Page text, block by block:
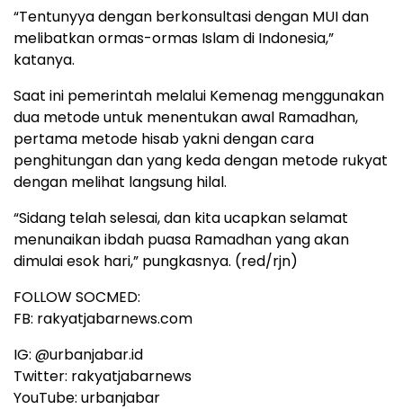
“Tentunyya dengan berkonsultasi dengan MUI dan
melibatkan ormas-ormas Islam di Indonesia,”
katanya.
Saat ini pemerintah melalui Kemenag menggunakan
dua metode untuk menentukan awal Ramadhan,
pertama metode hisab yakni dengan cara
penghitungan dan yang keda dengan metode rukyat
dengan melihat langsung hilal.
“Sidang telah selesai, dan kita ucapkan selamat
menunaikan ibdah puasa Ramadhan yang akan
dimulai esok hari,” pungkasnya. (red/rjn)
FOLLOW SOCMED:
FB: rakyatjabarnews.com
IG: @urbanjabar.id
Twitter: rakyatjabarnews
YouTube: urbanjabar